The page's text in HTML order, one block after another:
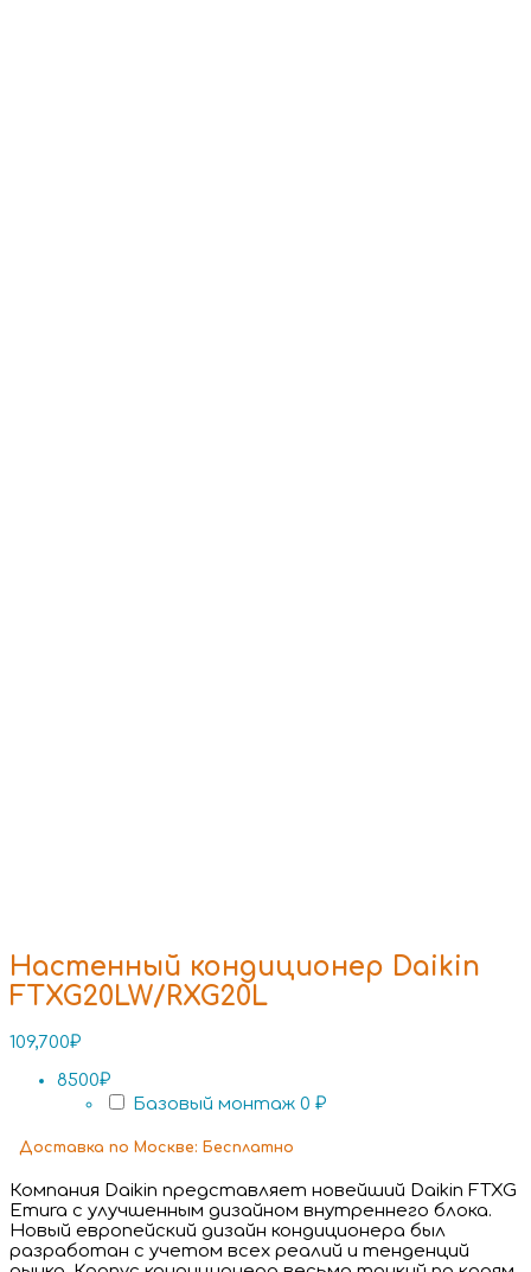
Настенный кондиционер Daikin
FTXG20LW/RXG20L
109,700₽
8500₽
Базовый монтаж 0 ₽
Доставка по Москве: Бесплатно
Компания Daikin представляет новейший Daikin FTXG
Emura с улучшенным дизайном внутреннего блока.
Новый европейский дизайн кондиционера был
разработан с учетом всех реалий и тенденций